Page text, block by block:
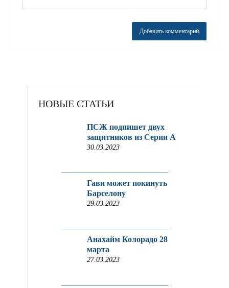
НОВЫЕ СТАТЬИ
ПСЖ подпишет двух
защитников из Серии A
30.03.2023
Гави может покинуть
Барселону
29.03.2023
Анахайм Колорадо 28
марта
27.03.2023